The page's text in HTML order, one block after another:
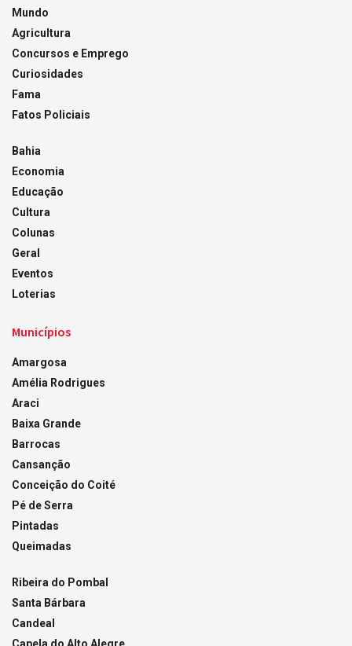
Mundo
Agricultura
Concursos e Emprego
Curiosidades
Fama
Fatos Policiais
Bahia
Economia
Educação
Cultura
Colunas
Geral
Eventos
Loterias
Municípios
Amargosa
Amélia Rodrigues
Araci
Baixa Grande
Barrocas
Cansanção
Conceição do Coité
Pé de Serra
Pintadas
Queimadas
Ribeira do Pombal
Santa Bárbara
Candeal